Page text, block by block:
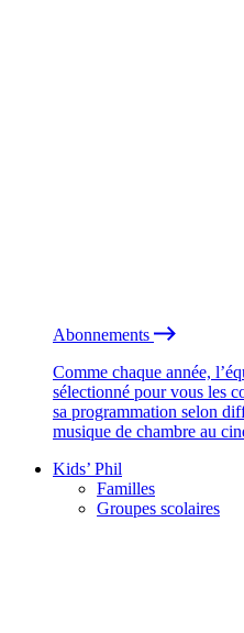
Abonnements
Comme chaque année,
sélectionné pour vous les
sa programmation selon
musique de chambre au
Kids’ Phil
Familles
Groupes scolaires